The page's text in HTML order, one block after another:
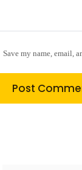
Save my name, email,
Post